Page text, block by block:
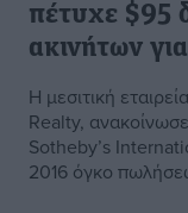
πέτυχε $95
ακινήτων
Η μεσιτική
Realty,
Sotheby’s
2016 όγκο